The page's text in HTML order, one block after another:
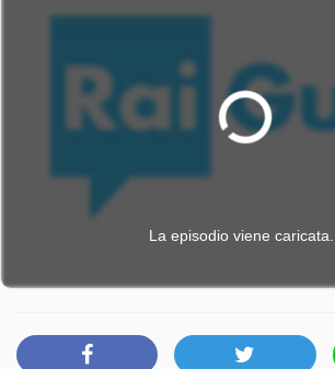
La episodio viene caricata...